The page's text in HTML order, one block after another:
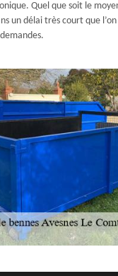
Quel que soit le
un délai très court que